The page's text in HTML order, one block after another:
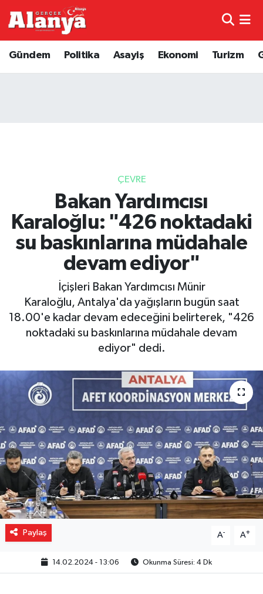
Gündem Politika Asayiş Ekonomi Turizm
ÇEVRE
Bakan Yardımcısı
Karaloğlu: "426 noktadaki
su baskınlarına müdahale
devam ediyor"
İçişleri Bakan Yardımcısı Münir
Karaloğlu, Antalya'da yağışların bugün saat
18.00'e kadar devam edeceğini belirterek, "426
noktadaki su baskınlarına müdahale devam
ediyor" dedi.
Paylaş A- A+
14.02.2024 - 13:06 Okunma Süresi: 4 Dk
Genel
Diğer
Dünya
Ekonomi
Gizlilik İlkeleri - Privacy Policy
Güncel
Politika
Spor
Turizm
Trafik Durumu
Haber Arşivi